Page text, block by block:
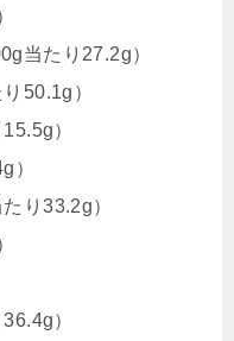
当たり27.2g）
50.1g）
）
）
り33.2g）
）